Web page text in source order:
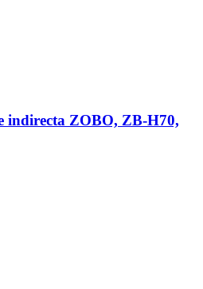
indirecta ZOBO, ZB-H70,